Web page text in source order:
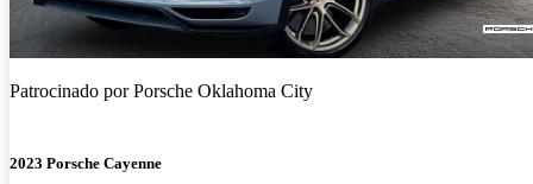
Patrocinado porPorsche Oklahoma City
2023 Porsche Cayenne